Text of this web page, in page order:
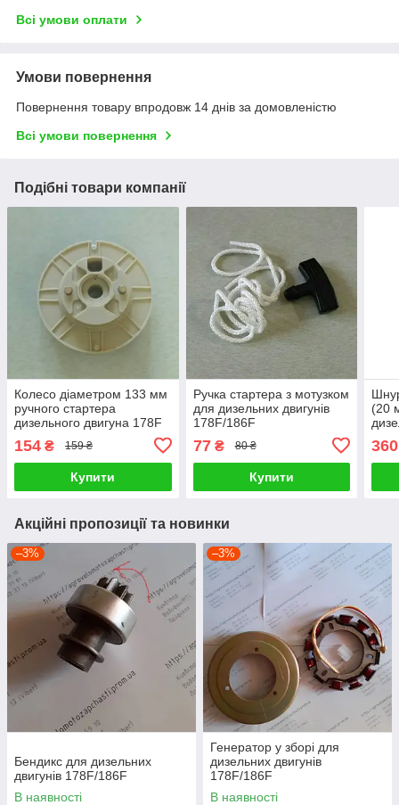
Всі умови оплати
Умови повернення
Повернення товару впродовж 14 днів за домовленістю
Всі умови повернення
Подібні товари компанії
Колесо діаметром 133 мм
ручного стартера
дизельного двигуна 178F
154 ₴ 159 ₴
Купити
Ручка стартера з мотузком
для дизельних двигунів
178F/186F
77₴ 80 ₴
Купити
(20
360
Акційні пропозиції та новинки
–3%
Бендикс для дизельних
двигунів 178F/186F
В наявності
–3%
Генератор у зборі для
дизельних двигунів
178F/186F
В наявності